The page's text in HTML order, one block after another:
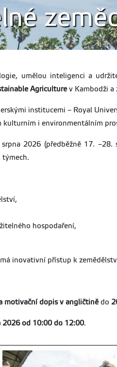
umělou inteligenci a
Agriculturev Kambodži a
institucemi – Royal
i environmentálním
2026 (předběžně 17.
týmech.
hospodaření,
inovativní přístup k
motivační dopis v angličtinědo
2026 od 10:00 do 12:00.